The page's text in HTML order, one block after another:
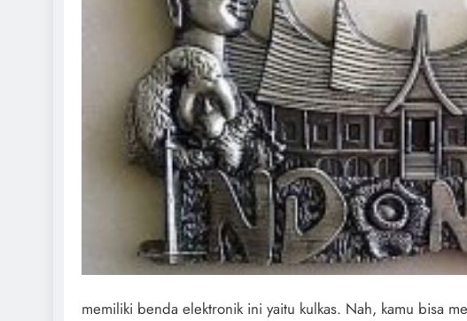
memiliki benda elektronik ini yaitu kulkas. Nah, kamu bisa